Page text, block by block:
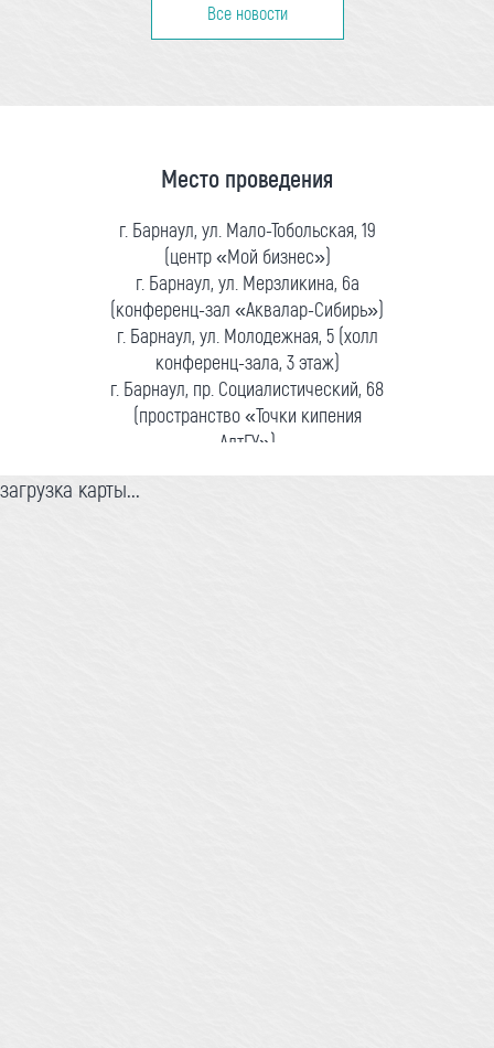
Все новости
Место проведения
г. Барнаул, ул. Мало-Тобольская, 19
(центр «Мой бизнес»)
г. Барнаул, ул. Мерзликина, 6а
(конференц-зал «Аквалар-Сибирь»)
г. Барнаул, ул. Молодежная, 5 (холл
конференц-зала, 3 этаж)
г. Барнаул, пр. Социалистический, 68
(пространство «Точки кипения
АлтГУ»)
загрузка карты...